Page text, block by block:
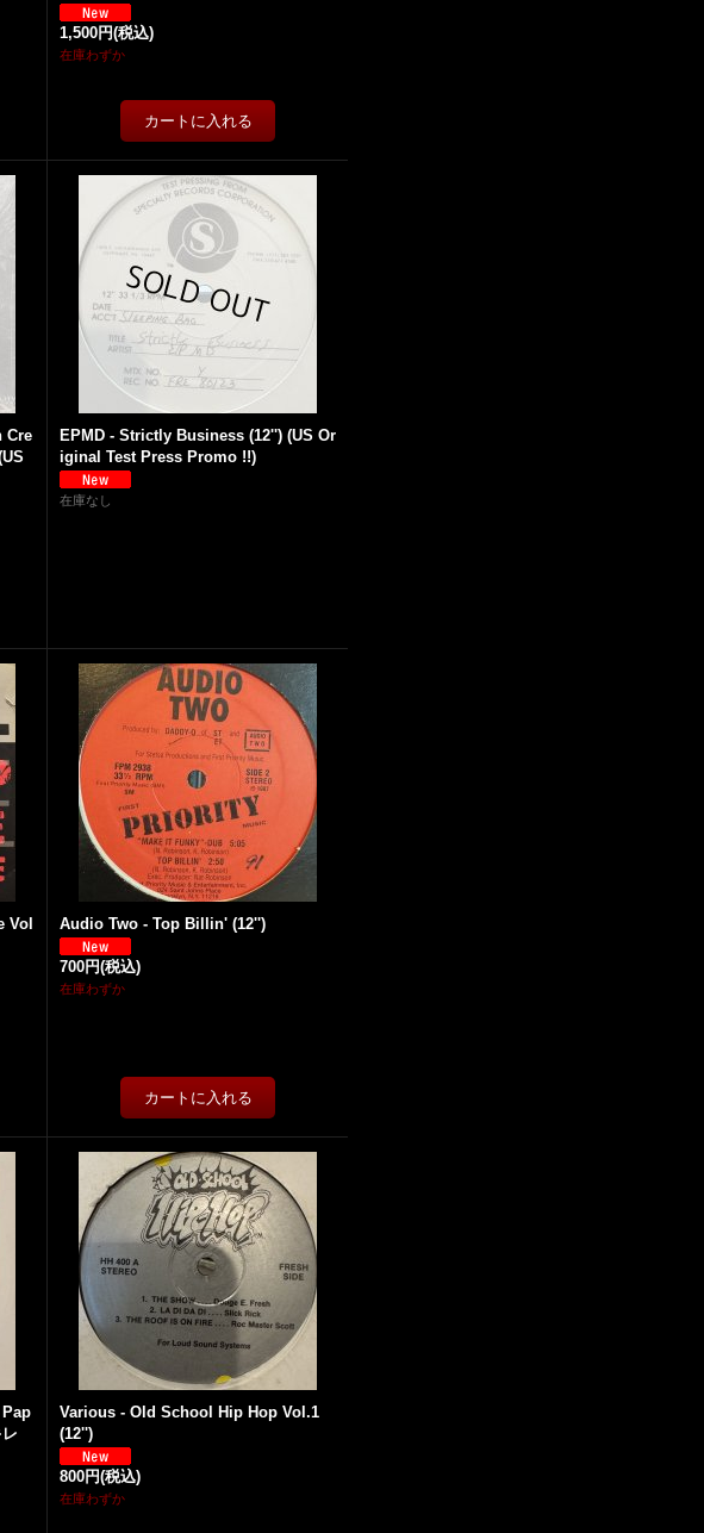
1,500円(税込)
在庫わずか
Cre
EPMD - Strictly Business (12'') (US Or
iginal Test Press Promo !!)
在庫なし
Vol
Audio Two - Top Billin' (12'')
700円(税込)
在庫わずか
Various - Old School Hip Hop Vol.1
(12'')
800円(税込)
在庫わずか